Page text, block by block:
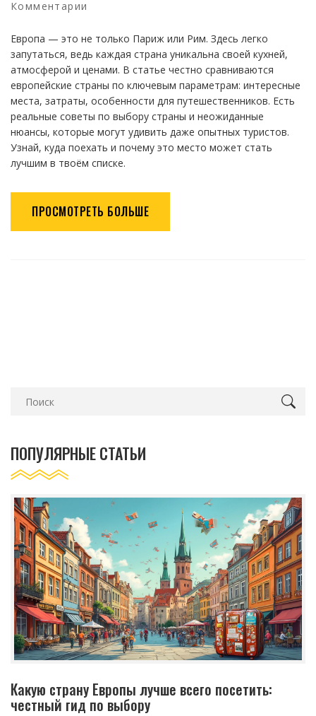
Комментарии
Европа — это не только Париж или Рим. Здесь легко
запутаться, ведь каждая страна уникальна своей кухней,
атмосферой и ценами. В статье честно сравниваются
европейские страны по ключевым параметрам: интересные
места, затраты, особенности для путешественников. Есть
реальные советы по выбору страны и неожиданные
нюансы, которые могут удивить даже опытных туристов.
Узнай, куда поехать и почему это место может стать
лучшим в твоём списке.
ПРОСМОТРЕТЬ БОЛЬШЕ
ПОПУЛЯРНЫЕ СТАТЬИ
Какую страну Европы лучше всего посетить:
честный гид по выбору